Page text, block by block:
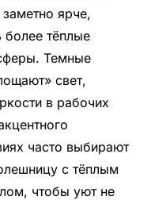
ярче,
тёплые
Темные
свет,
в рабочих
часто выбирают
с тёплым
чтобы уют не